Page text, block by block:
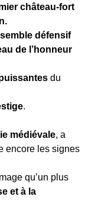
château-fort
défensif
de l’honneur
du
.
médiévale, a
encore les signes
qu’un plus
et à la